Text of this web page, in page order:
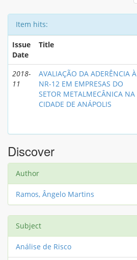
Item hits:
Issue
Date
Title
2018-
11
AVALIAÇÃO DA ADERÊNCIA À
NR-12 EM EMPRESAS DO
SETOR METALMECÂNICA NA
CIDADE DE ANÁPOLIS
Discover
Author
Ramos, Ângelo Martins
Subject
Análise de Risco